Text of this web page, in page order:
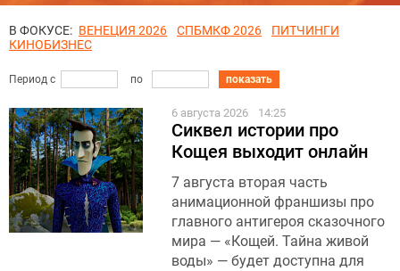
В ФОКУСЕ: ВЕНЕЦИЯ 2026 СПБМКФ 2026
ПИТЧИНГИ
КИНОБИЗНЕС
Период с по показать
6 августа 2026 14:25
Сиквел истории про
Кощея выходит онлайн
7 августа вторая часть
анимационной франшизы про
главного антигероя сказочного
мира — «Кощей. Тайна живой
воды» — будет доступна для